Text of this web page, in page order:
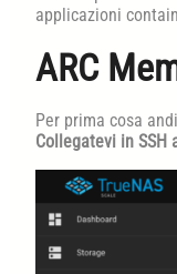
applicazioni
ARC
Per prima cosa
Collegatevi in SSH